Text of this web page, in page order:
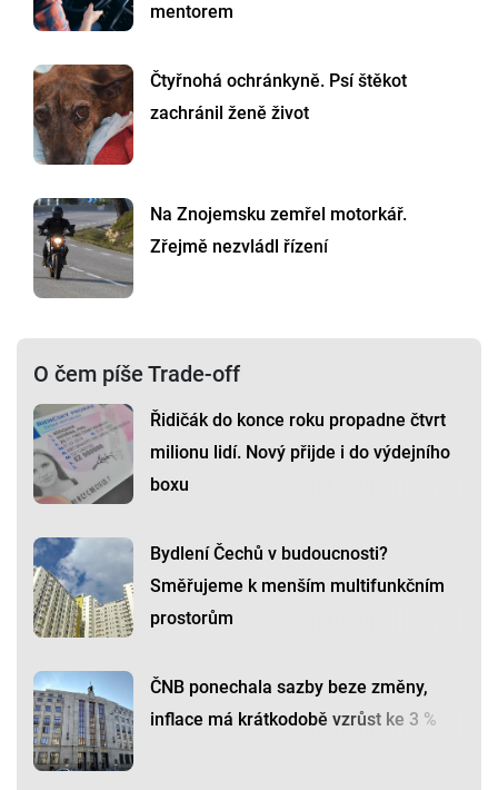
mentorem
Čtyřnohá ochránkyně. Psí štěkot
zachránil ženě život
Na Znojemsku zemřel motorkář.
Zřejmě nezvládl řízení
O čem píše Trade-off
Řidičák do konce roku propadne čtvrt
milionu lidí. Nový přijde i do výdejního
boxu
Bydlení Čechů v budoucnosti?
Směřujeme k menším multifunkčním
prostorům
ČNB ponechala sazby beze změny,
inflace má krátkodobě vzrůst ke 3 %